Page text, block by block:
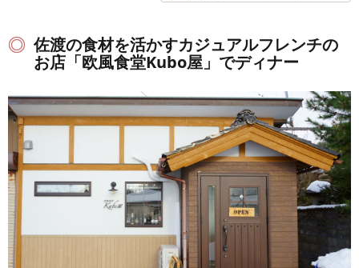
佐渡の食材を活かすカジュアルフレンチの
お店「欧風食堂Kubo屋」でディナー